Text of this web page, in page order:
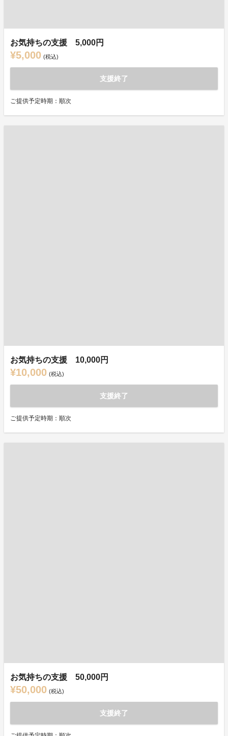
お気持ちの支援 5,000円
¥5,000 (税込)
支援終了
ご提供予定時期：順次
お気持ちの支援 10,000円
¥10,000 (税込)
支援終了
ご提供予定時期：順次
お気持ちの支援 50,000円
¥50,000 (税込)
支援終了